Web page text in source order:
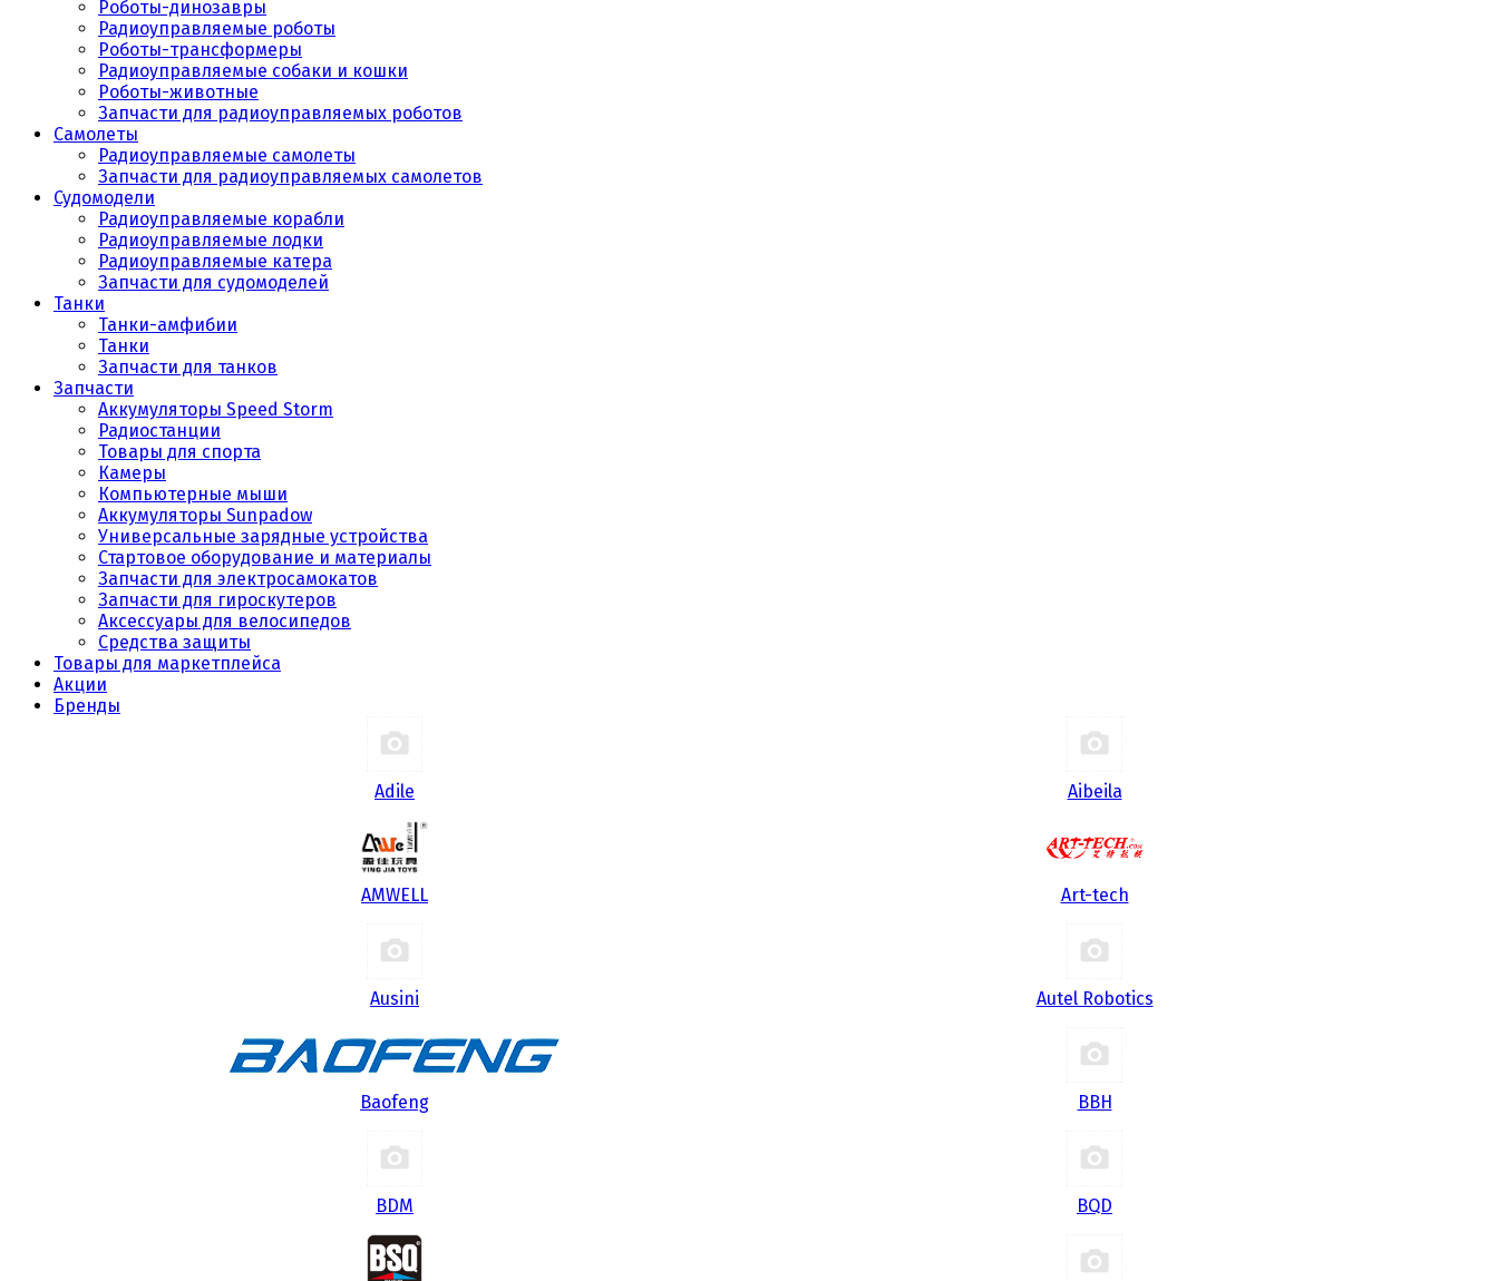
Роботы-динозавры
Радиоуправляемые роботы
Роботы-трансформеры
Радиоуправляемые собаки и кошки
Роботы-животные
Запчасти для радиоуправляемых роботов
Самолеты
Радиоуправляемые самолеты
Запчасти для радиоуправляемых самолетов
Судомодели
Радиоуправляемые корабли
Радиоуправляемые лодки
Радиоуправляемые катера
Запчасти для судомоделей
Танки
Танки-амфибии
Танки
Запчасти для танков
Запчасти
Аккумуляторы Speed Storm
Радиостанции
Товары для спорта
Камеры
Компьютерные мыши
Аккумуляторы Sunpadow
Универсальные зарядные устройства
Стартовое оборудование и материалы
Запчасти для электросамокатов
Запчасти для гироскутеров
Аксессуары для велосипедов
Средства защиты
Товары для маркетплейса
Акции
Бренды
Adile Aibeila
AMWELL Art-tech
Ausini Autel Robotics
Baofeng BBH
BDM BQD